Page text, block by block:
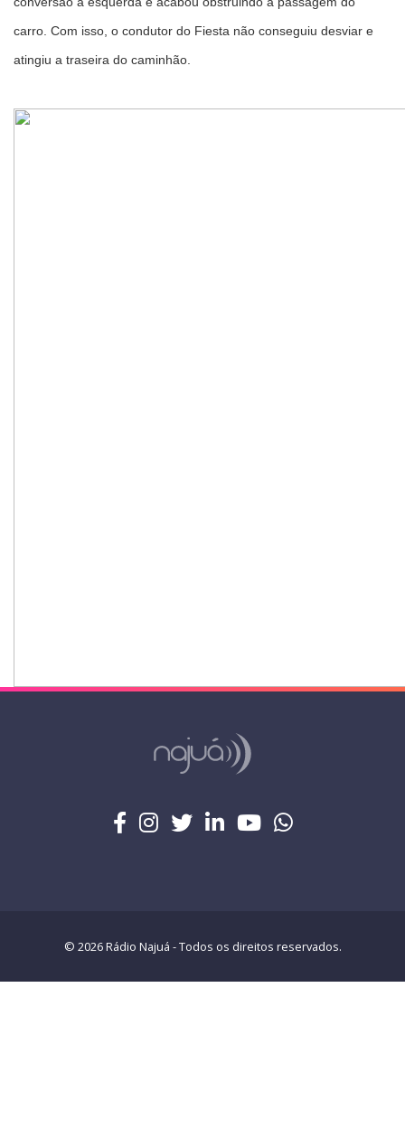
carro. Com isso, o condutor do Fiesta não conseguiu desviar e
atingiu a traseira do caminhão.
© 2026 Rádio Najuá - Todos os direitos reservados.